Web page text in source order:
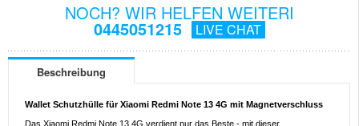
NOCH? WIR HELFEN WEITERI
0445051215 LIVE CHAT
Beschreibung
Wallet Schutzhülle für Xiaomi Redmi Note 13 4G mit Magnetverschluss
Das Xiaomi Redmi Note 13 4G verdient nur das Beste - mit dieser